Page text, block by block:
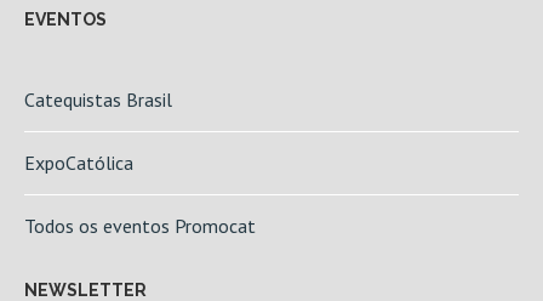
EVENTOS
Catequistas Brasil
ExpoCatólica
Todos os eventos Promocat
NEWSLETTER